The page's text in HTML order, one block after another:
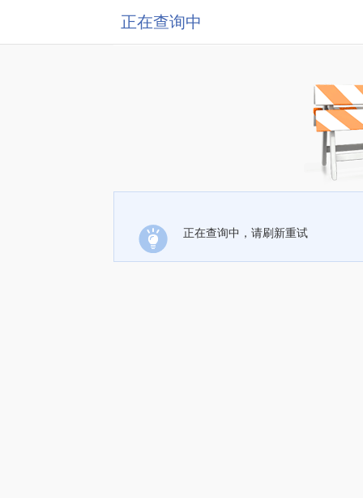
正在查询中
正在查询中，请刷新重试